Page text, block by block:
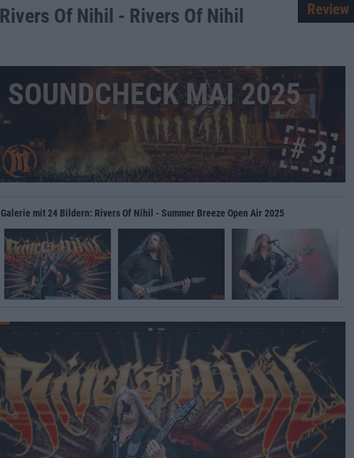
Rivers Of Nihil - Rivers Of Nihil Review
SOUNDCHECK MAI 2025
# 3
Galerie mit 24 Bildern: Rivers Of Nihil - Summer Breeze Open Air 2025